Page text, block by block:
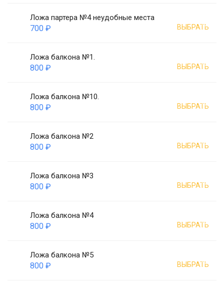
Ложа партера №4 неудобные места
700 ₽ ВЫБРАТЬ
Ложа балкона №1.
800 ₽ ВЫБРАТЬ
Ложа балкона №10.
800 ₽ ВЫБРАТЬ
Ложа балкона №2
800 ₽ ВЫБРАТЬ
Ложа балкона №3
800 ₽ ВЫБРАТЬ
Ложа балкона №4
800 ₽ ВЫБРАТЬ
Ложа балкона №5
800 ₽ ВЫБРАТЬ